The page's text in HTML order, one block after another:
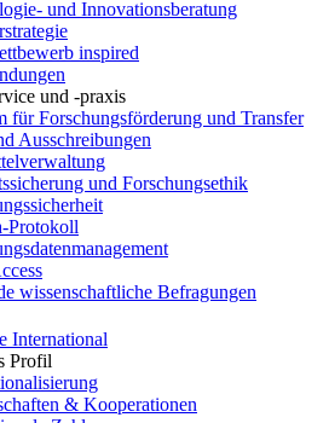
und Innovationsberatung
inspired
und -praxis
für Forschungsförderung und Transfer
Ausschreibungen
und Forschungsethik
Protokoll
wissenschaftliche Befragungen
International
Profil
& Kooperationen